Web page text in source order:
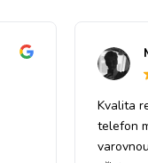
Kvalita
telefon